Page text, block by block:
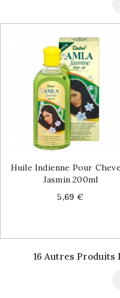
Huile Indienne Pour
Jasmin 200ml
Price
5,69 €
16 Autres Produits